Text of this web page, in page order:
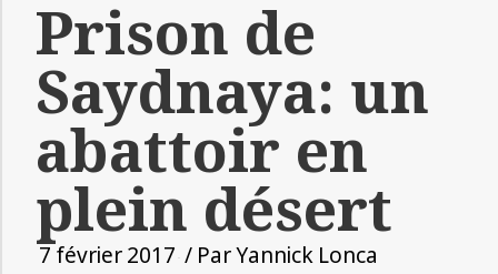
Prison de
Saydnaya: un
abattoir en
plein désert
7 février 2017 / ParYannick Lonca